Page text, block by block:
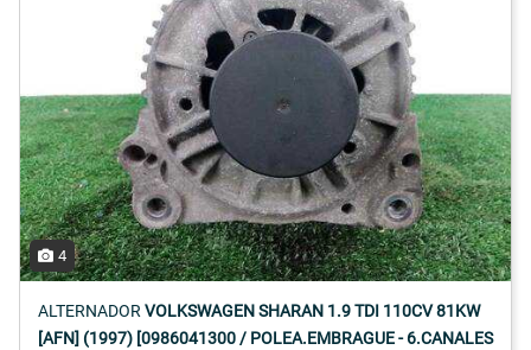
4
ALTERNADORVOLKSWAGEN SHARAN 1.9 TDI 110CV 81KW
[AFN] (1997) [0986041300 / POLEA.EMBRAGUE - 6.CANALES